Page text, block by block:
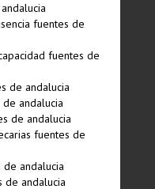
fuentes de
fuentes de
de andalucia
andalucia
de andalucia
fuentes de
andalucia
de andalucia